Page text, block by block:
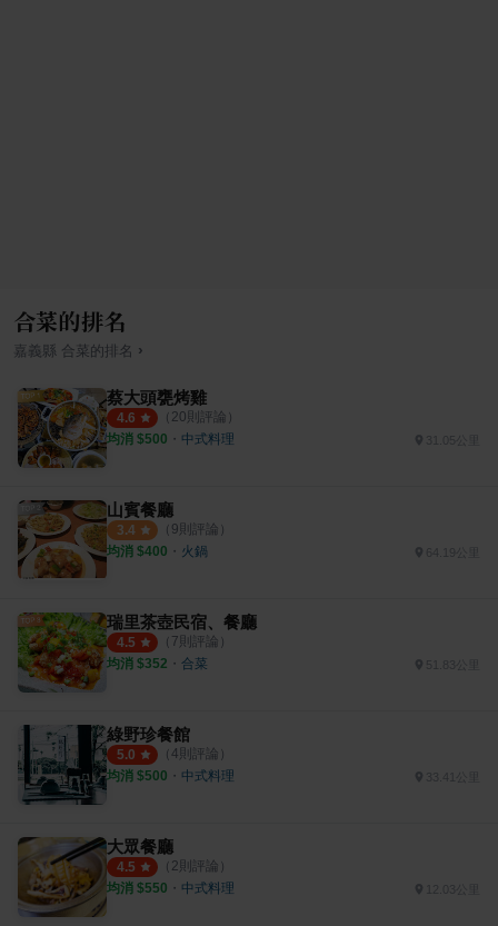
合菜的排名
嘉義縣 合菜 的排名 ›
蔡大頭甕烤雞
4.6 （ 20則評論）
均消 $500 ・ 中式料理 31.05公里
山賓餐廳
3.4 （ 9則評論）
均消 $400 ・ 火鍋 64.19公里
瑞里茶壺民宿、餐廳
4.5 （ 7則評論）
均消 $352 ・ 合菜 51.83公里
綠野珍餐館
5.0 （ 4則評論）
均消 $500 ・ 中式料理 33.41公里
大眾餐廳
4.5 （ 2則評論）
均消 $550 ・ 中式料理